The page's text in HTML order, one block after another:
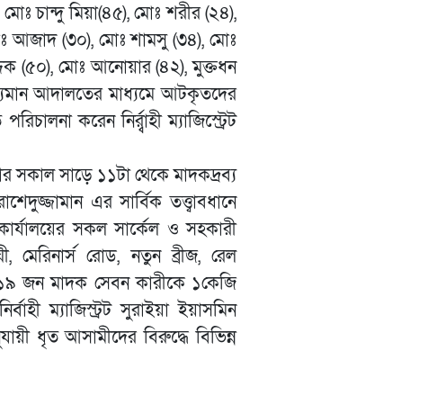
চান্দু মিয়া(৪৫), মোঃ শরীর (২৪),
আজাদ (৩০), মোঃ শামসু (৩৪), মোঃ
(৫০), মোঃ আনোয়ার (৪২), মুক্তধন
আদালতের মাধ্যমে আটকৃতদের
করেন নির্র্বাহী ম্যাজিস্ট্রেট
সকাল সাড়ে ১১টা থেকে মাদকদ্রব্য
এর সার্বিক তত্ত্বাবধানে
কার্যালয়ের সকল সার্কেল ও সহকারী
রোড, নতুন ব্রীজ, রেল
জন মাদক সেবন কারীকে ১কেজি
ম্যাজিস্ট্রট সুরাইয়া ইয়াসমিন
ধৃত আসামীদের বিরুদ্ধে বিভিন্ন